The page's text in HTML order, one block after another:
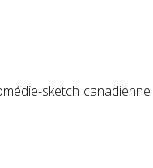
sketch canadienne